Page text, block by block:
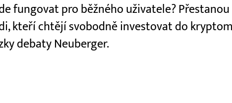
fungovat pro běžného uživatele?
kteří chtějí svobodně investovat do
debaty Neuberger.